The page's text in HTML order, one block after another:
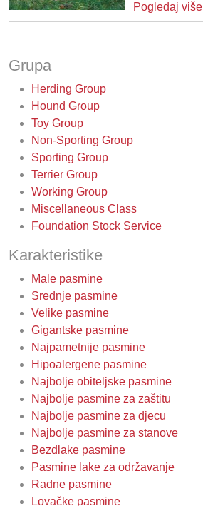
Pogledaj više
Grupa
Herding Group
Hound Group
Toy Group
Non-Sporting Group
Sporting Group
Terrier Group
Working Group
Miscellaneous Class
Foundation Stock Service
Karakteristike
Male pasmine
Srednje pasmine
Velike pasmine
Gigantske pasmine
Najpametnije pasmine
Hipoalergene pasmine
Najbolje obiteljske pasmine
Najbolje pasmine za zaštitu
Najbolje pasmine za djecu
Najbolje pasmine za stanove
Bezdlake pasmine
Pasmine lake za održavanje
Radne pasmine
Lovačke pasmine